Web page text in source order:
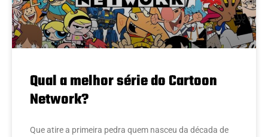
Qual a melhor série do Cartoon
Network?
Que atire a primeira pedra quem nasceu da década de